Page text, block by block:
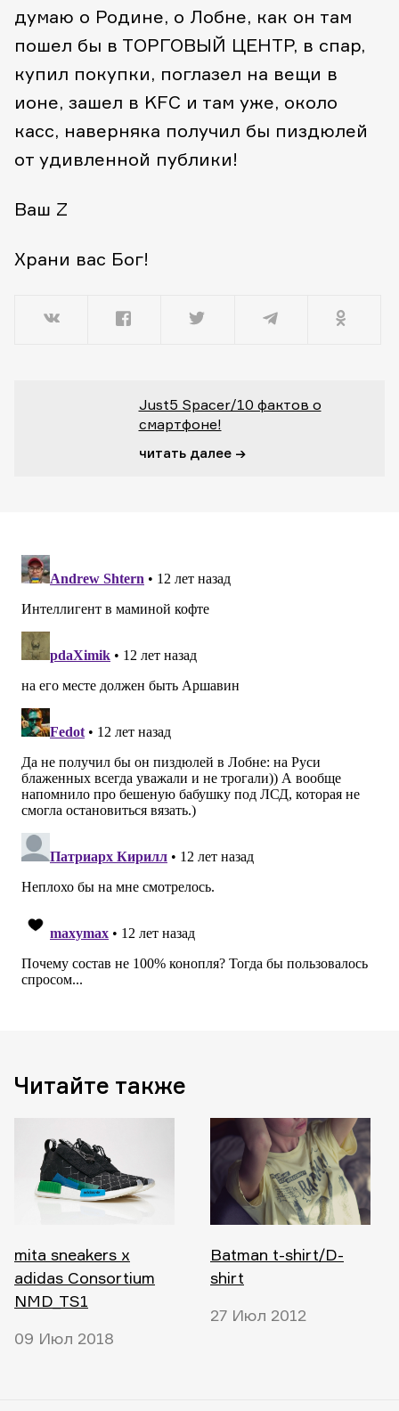
думаю о Родине, о Лобне, как он там
пошел бы в ТОРГОВЫЙ ЦЕНТР, в спар,
купил покупки, поглазел на вещи в
ионе, зашел в KFC и там уже, около
касс, наверняка получил бы пиздюлей
от удивленной публики!
Ваш Z
Храни вас Бог!
Just5 Spacer/10 фактов о
смартфоне!
читать далее →
Читайте также
mita sneakers x
adidas Consortium
NMD_TS1
09 Июл 2018
Batman t-shirt/D-
shirt
27 Июл 2012